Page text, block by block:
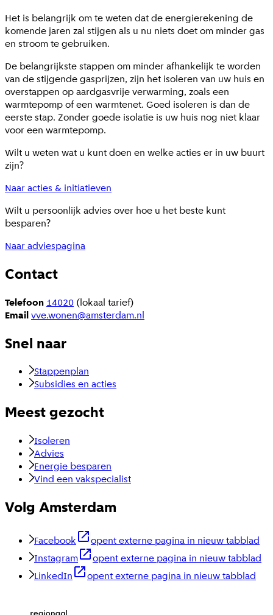
Het is belangrijk om te weten dat de energierekening de
komende jaren zal stijgen als u nu niets doet om minder gas
en stroom te gebruiken.
De belangrijkste stappen om minder afhankelijk te worden
van de stijgende gasprijzen, zijn het isoleren van uw huis en
overstappen op aardgasvrije verwarming, zoals een
warmtepomp of een warmtenet. Goed isoleren is dan de
eerste stap. Zonder goede isolatie is uw huis nog niet klaar
voor een warmtepomp.
Wilt u weten wat u kunt doen en welke acties er in uw buurt
zijn?
Naar acties & initiatieven
Wilt u persoonlijk advies over hoe u het beste kunt
besparen?
Naar adviespagina
Contact
Telefoon 14020 (lokaal tarief)
Emailvve.wonen@amsterdam.nl
Snel naar
Stappenplan
Subsidies en acties
Meest gezocht
Isoleren
Advies
Energie besparen
Vind een vakspecialist
Volg Amsterdam
Facebook
opent externe pagina in nieuw tabblad
Instagram
opent externe pagina in nieuw tabblad
LinkedIn
opent externe pagina in nieuw tabblad